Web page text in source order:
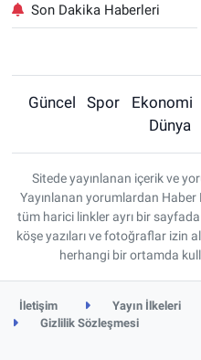
Son Dakika Haberleri
Güncel Spor Ekonomi
Dünya
Sitede yayınlanan içerik ve
Yayınlanan yorumlardan
tüm harici linkler ayrı bir sayfada
köşe yazıları ve fotoğraflar izin
herhangi bir ortamda
İletişim
Yayın İlkeleri
Gizlilik Sözleşmesi